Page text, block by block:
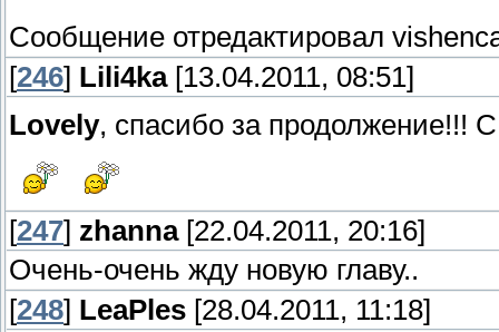
Сообщение отредактировал
[246] Lili4ka[13.04.2011, 08:51]
Lovely, спасибо за продолжение!!!
[247] zhanna[22.04.2011, 20:16]
Очень-очень жду новую главу..
[248] LeaPles [28.04.2011, 11:18]